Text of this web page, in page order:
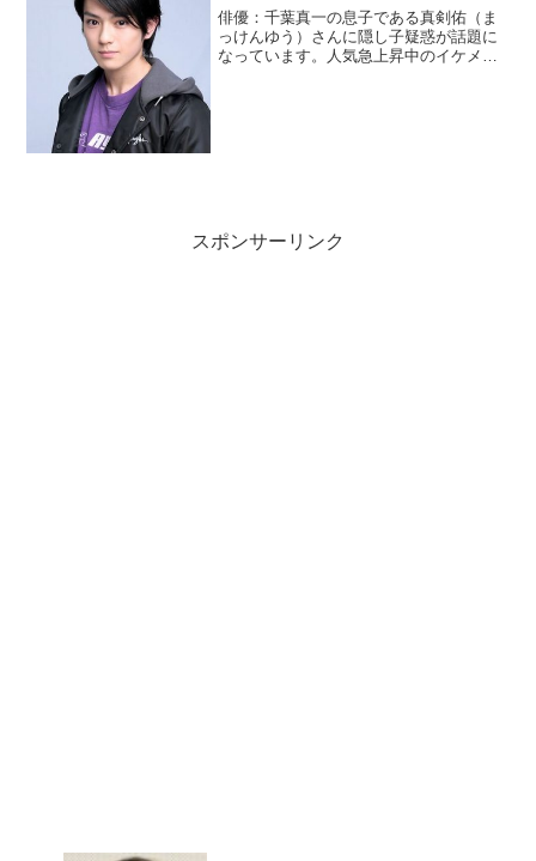
俳優：千葉真一の息子である真剣佑（ま
っけんゆう）さんに隠し子疑惑が話題に
なっています。人気急上昇中のイケメン
スポンサーリンク